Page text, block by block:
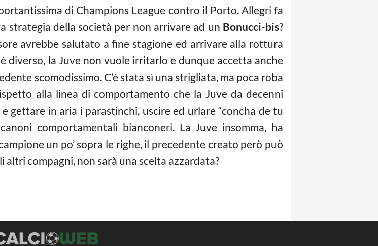
di Champions League contro il Porto. Allegri fa
strategia della società per non arrivare ad un Bonucci-bis?
avrebbe salutato a fine stagione ed arrivare alla rottura
diverso, la Juve non vuole irritarlo e dunque accetta anche
scomodissimo. C’è stata sì una strigliata, ma poca roba
alla linea di comportamento che la Juve da decenni
gettare in aria i parastinchi, uscire ed urlare “concha de tu
comportamentali bianconeri. La Juve insomma, ha
un po’ sopra le righe, il precedente creato però può
compagni, non sarà una scelta azzardata?